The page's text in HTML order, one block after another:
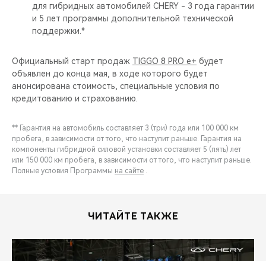
для гибридных автомобилей CHERY - 3 года гарантии
и 5 лет программы дополнительной технической
поддержки.*
Официальный старт продаж TIGGO 8 PRO e+ будет
объявлен до конца мая, в ходе которого будет
анонсирована стоимость, специальные условия по
кредитованию и страхованию.
** Гарантия на автомобиль составляет 3 (три) года или 100 000 км
пробега, в зависимости от того, что наступит раньше. Гарантия на
компоненты гибридной силовой установки составляет 5 (пять) лет
или 150 000 км пробега, в зависимости от того, что наступит раньше.
Полные условия Программы на сайте
ЧИТАЙТЕ ТАКЖЕ